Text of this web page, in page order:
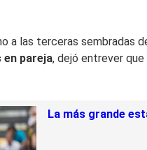
a las terceras sembradas
en pareja, dejó entrever
La más grande